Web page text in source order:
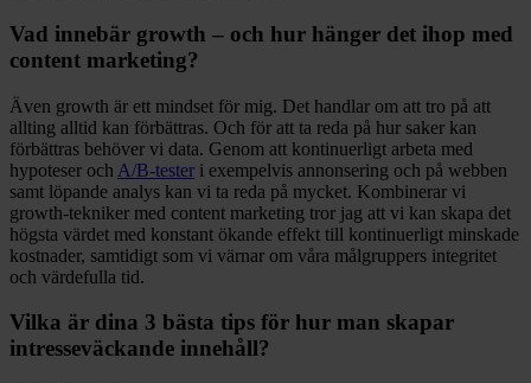
Vad innebär growth – och hur hänger det ihop med
content marketing?
Även growth är ett mindset för mig. Det handlar om att tro på att
allting alltid kan förbättras. Och för att ta reda på hur saker kan
förbättras behöver vi data. Genom att kontinuerligt arbeta med
hypoteser och A/B-tester i exempelvis annonsering och på webben
samt löpande analys kan vi ta reda på mycket. Kombinerar vi
growth-tekniker med content marketing tror jag att vi kan skapa det
högsta värdet med konstant ökande effekt till kontinuerligt minskade
kostnader, samtidigt som vi värnar om våra målgruppers integritet
och värdefulla tid.
Vilka är dina 3 bästa tips för hur man skapar
intresseväckande innehåll?